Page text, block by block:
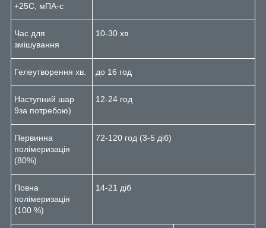
+25С, мПА-с
Час для
змішування
10-30 хв
Гелеутворення хв. до 16 год
Наступний шар
9за потребою)
12-24 год
Первинна
полімеризація
(80%)
72-120 год (3-5 діб)
Повна
полімеризація
(100 %)
14-21 діб